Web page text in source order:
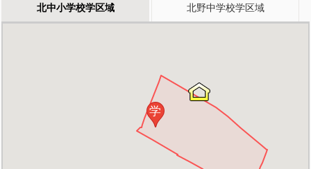
北中小学校学区域 北野中学校学区域
学